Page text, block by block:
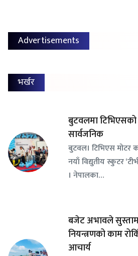
Advertisements
भर्खर
बुटवलमा टिभिएसको
सार्वजनिक
बुटवल। टिभिएस मोटर
नयाँ विद्युतीय स्कुटर
। नेपालका…
बजेट अभावले
नियन्त्रणको काम
आचार्य